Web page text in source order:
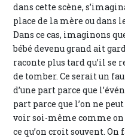
dans cette scène,
place de la mère ou dans
Dans ce cas, imaginons
bébé devenu grand ait
raconte plus tard qu’il se
de tomber. Ce serait un
d’une part parce que
part parce que l’on ne
voir soi-même comme
ce qu’on croit souvent.